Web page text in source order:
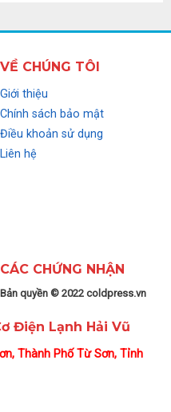
VỀ CHÚNG TÔI
Giới thiệu
Chính sách bảo mật
Điều khoản sử dụng
Liên hệ
CÁC CHỨNG NHẬN
Bản quyền © 2022 coldpress.vn
Điện Lạnh Hải Vũ
Thành Phố Từ Sơn, Tỉnh